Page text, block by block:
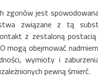
zgonów jest
związane z tą
z zestaloną
mogą obejmować
wymioty i
pewną śmierć.